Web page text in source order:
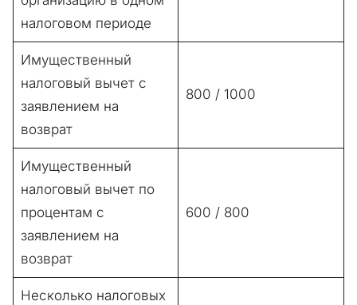
налоговом периоде
Имущественный
налоговый вычет с
заявлением на
возврат
800 / 1000
Имущественный
налоговый вычет по
процентам с
заявлением на
возврат
600 / 800
Несколько налоговых